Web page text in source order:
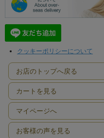
クッキーポリシーについて
お店のトップへ戻る
カートを見る
マイページへ
お客様の声を見る